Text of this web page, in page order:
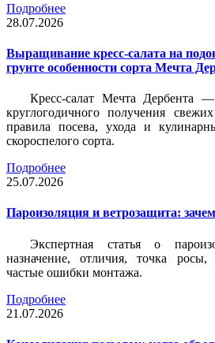
Подробнее
28.07.2026
Выращивание кресс-салата на
грунте особенности сорта Мечта
Кресс-салат Мечта Дербента
круглогодичного получения
правила посева, ухода и
скороспелого сорта.
Подробнее
25.07.2026
Пароизоляция и ветрозащита:
Экспертная статья о
назначение, отличия, точка
частые ошибки монтажа.
Подробнее
21.07.2026